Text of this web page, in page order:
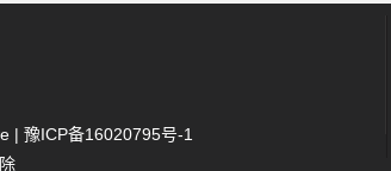
| 豫ICP备16020795号-1